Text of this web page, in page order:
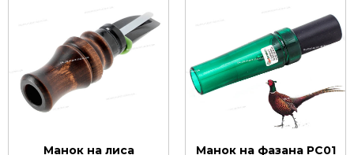
Манок на лиса
Манок на фазана PC01